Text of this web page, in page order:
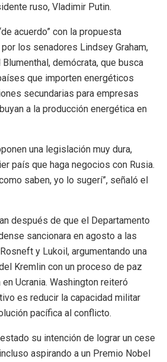
ruso, Vladimir Putin.
acuerdo” con la propuesta
los senadores Lindsey Graham,
demócrata, que busca
que importen energéticos
secundarias para empresas
a la producción energética en
una legislación muy dura,
país que haga negocios con Rusia.
saben, yo lo sugerí”, señaló el
después de que el Departamento
sancionara en agosto a las
y Lukoil, argumentando una
Kremlin con un proceso de paz
Ucrania. Washington reiteró
es reducir la capacidad militar
pacífica al conflicto.
su intención de lograr un cese
aspirando a un Premio Nobel